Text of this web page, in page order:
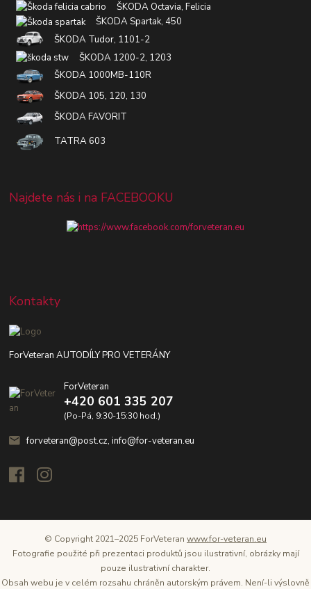
ŠKODA Octavia, Felicia
ŠKODA Spartak, 450
ŠKODA Tudor, 1101-2
ŠKODA 1200-2, 1203
ŠKODA 1000MB-110R
ŠKODA 105, 120, 130
ŠKODA FAVORIT
TATRA 603
Najdete nás i na FACEBOOKU
Kontakty
ForVeteran AUTODÍLY PRO VETERÁNY
ForVeteran
+420 601 335 207
(Po-Pá, 9:30-15:30 hod.)
forveteran@post.cz, info@for-veteran.eu
© Copyright 2021–2025 ForVeteran www.for-veteran.eu
Fotografie použité při prezentaci produktů jsou ilustrativní, obrázky mají
pouze ilustrativní charakter.
Obsah webu je v celém rozsahu chráněn autorským právem. Není-li výslovně